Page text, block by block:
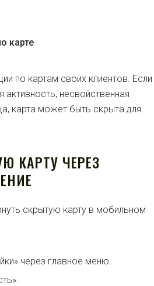
карте
по картам своих клиентов. Если
активность, несвойственная
карта может быть скрыта для
КАРТУ ЧЕРЕЗ
скрытую карту в мобильном
через главное меню.